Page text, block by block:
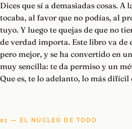
Dices que sí a demasiadas cosas. A
tocaba, al favor que no podías, al
tuyo. Y luego te quejas de que no
de verdad importa. Este libro va de
pero mejor, y se ha convertido en
muy sencilla: te da permiso y un
Que es, te lo adelanto, lo más difícil
01 — EL NÚCLEO DE TODO